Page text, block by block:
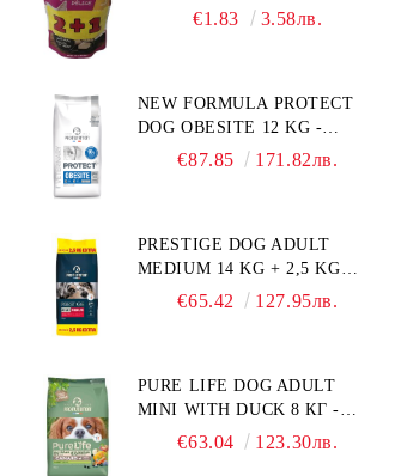
ПРОИЗВЕДЕНА ВЪВ
ПРОМОКОМПЛЕКТ 3 БР.
€1.83 3.58лв.
NEW FORMULA PROTECT
DOG OBESITE 12 KG -
ПЪЛНОЦЕННА ДИЕТИЧНА
ПОТРЕБНОСТИ:
"НАМАЛЯВАНЕ НА
НАДНОРМЕНО ТЕГЛО".
€87.85 171.82лв.
PRESTIGE DOG ADULT
MEDIUM 14 KG + 2,5 KG
ГРАТИС - ПЪЛНОЦЕННА
ВЪВ ФРАНЦИЯ.
€65.42 127.95лв.
PURE LIFE DOG ADULT
MINI WITH DUCK 8 КГ -
ПЪЛНОЦЕННА ХРАНА ЗА
€63.04 123.30лв.